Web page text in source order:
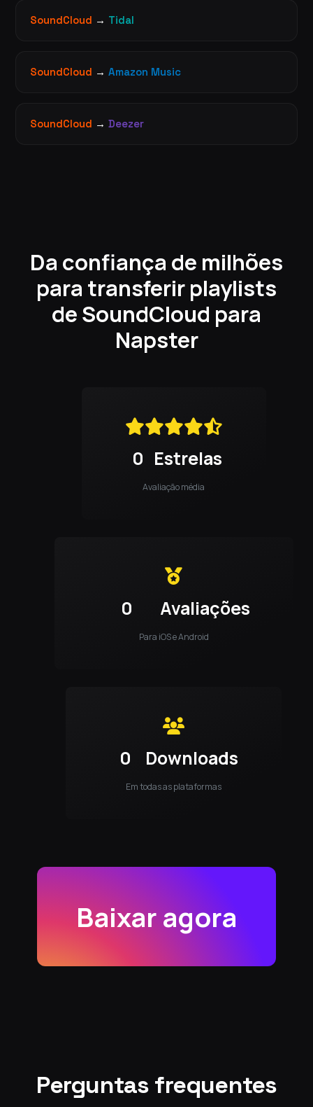
SoundCloud → Tidal
SoundCloud → Amazon Music
SoundCloud → Deezer
Da confiança de milhões
para transferir playlists
de SoundCloud para
Napster
0 Estrelas
Avaliação média
0 Avaliações
Para iOS e Android
0 Downloads
Em todas as plataformas
Baixar agora
Perguntas frequentes